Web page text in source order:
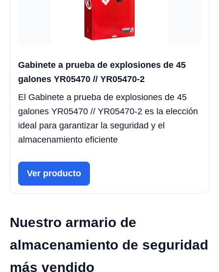
Gabinete a prueba de explosiones de 45
galones YR05470 // YR05470-2
El Gabinete a prueba de explosiones de 45
galones YR05470 // YR05470-2 es la elección
ideal para garantizar la seguridad y el
almacenamiento eficiente
Ver producto
Nuestro armario de
almacenamiento de seguridad
más vendido